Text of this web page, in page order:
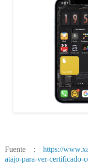
Fuente : https://
atajo-para-ver-certificado-